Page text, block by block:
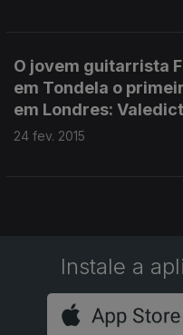
O jovem guitarrista
em Tondela o
em Londres:
24 fev. 2015
Instale a